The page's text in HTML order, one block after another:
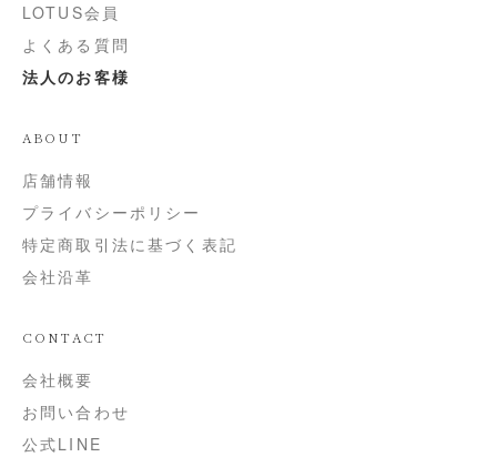
LOTUS会員
よくある質問
法人のお客様
ABOUT
店舗情報
プライバシーポリシー
特定商取引法に基づく表記
会社沿革
CONTACT
会社概要
お問い合わせ
公式LINE